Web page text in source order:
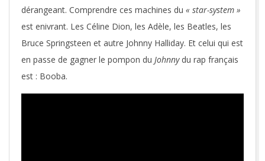
dérangeant. Comprendre ces machines du « star-system »
est enivrant. Les Céline Dion, les Adèle, les Beatles, les
Bruce Springsteen et autre Johnny Halliday. Et celui qui est
en passe de gagner le pompon du Johnnydu rap français
est : Booba.